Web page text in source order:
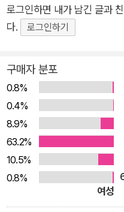
주의 실체를 추적하는 현대적인 어린
한 2년차 초보 유튜버 유나와
은 반 짝이다. 초등학교 6학
는 SNS에서 발견한 영상 '행
달라는 소원을 빌고 기이한
구독자가 순식간에 늘어나
악플이 달리고 악몽 속에서
다. 점차 다가오는 행운음원
함께 음원 속 수수께끼를 풀
단서를 하나씩 따라가던 두
마 ‘럭키컬’의 주제가와 닮
로그인하면 내가 남긴 글과
다.
로그인하기
구매자 분포
0.8%
0.4%
8.9%
63.2%
10.5%
0.8%
여성